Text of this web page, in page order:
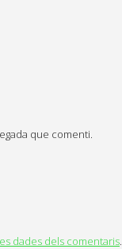
que comenti.
dades dels comentaris.